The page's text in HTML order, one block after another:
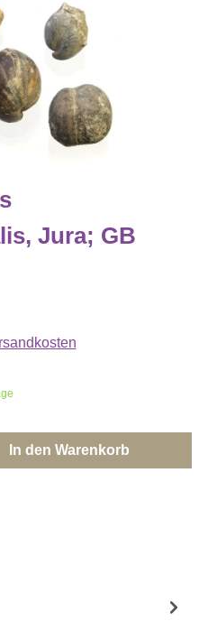
Jura; GB
gewünschten
In den Warenkorb